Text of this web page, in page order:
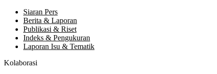
Siaran Pers
Berita & Laporan
Publikasi & Riset
Indeks & Pengukuran
Laporan Isu & Tematik
Kolaborasi